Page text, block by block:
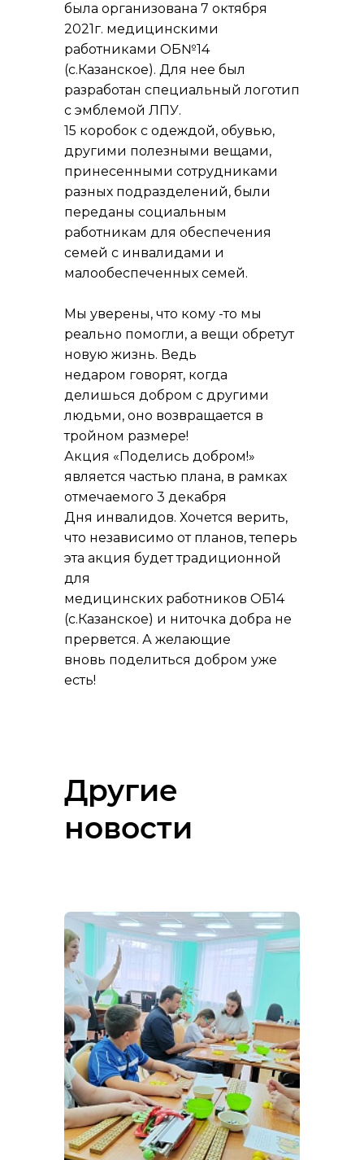
была организована 7 октября
2021г. медицинскими
работниками ОБ№14
(с.Казанское). Для нее был
разработан специальный логотип
с эмблемой ЛПУ.
15 коробок с одеждой, обувью,
другими полезными вещами,
принесенными сотрудниками
разных подразделений, были
переданы социальным
работникам для обеспечения
семей с инвалидами и
малообеспеченных семей.
Мы уверены, что кому -то мы
реально помогли, а вещи обретут
новую жизнь. Ведь
недаром говорят, когда
делишься добром с другими
людьми, оно возвращается в
тройном размере!
Акция «Поделись добром!»
является частью плана, в рамках
отмечаемого 3 декабря
Дня инвалидов. Хочется верить,
что независимо от планов, теперь
эта акция будет традиционной
для
медицинских работников ОБ14
(с.Казанское) и ниточка добра не
прервется. А желающие
вновь поделиться добром уже
есть!
Другие
новости